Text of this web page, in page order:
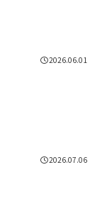
2026.06.01
2026.07.06